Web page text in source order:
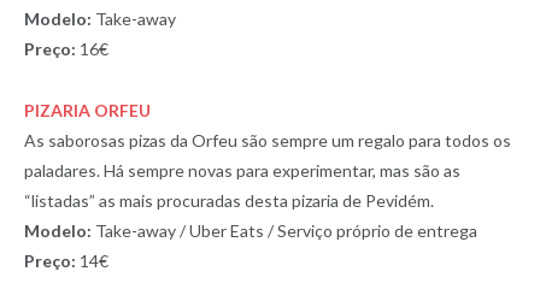
Modelo: Take-away
Preço: 16€
PIZARIA ORFEU
As saborosas pizas da Orfeu são sempre um regalo para todos os
paladares. Há sempre novas para experimentar, mas são as
“listadas” as mais procuradas desta pizaria de Pevidém.
Modelo: Take-away / Uber Eats / Serviço próprio de entrega
Preço: 14€